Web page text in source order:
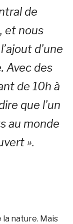
de
et nous
d’une
Avec des
de 10h à
que l’un
au monde
».
la nature. Mais